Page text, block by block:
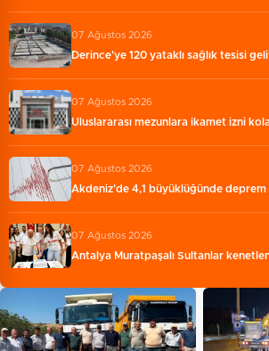
07 Ağustos 2026
Derince'ye 120 yataklı sağlık tesisi
07 Ağustos 2026
Uluslararası mezunlara ikamet izni
07 Ağustos 2026
Akdeniz'de 4,1 büyüklüğünde deprem
07 Ağustos 2026
Antalya Muratpaşalı Sultanlar